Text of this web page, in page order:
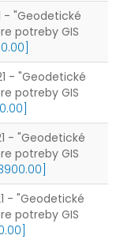
- "Geodetické
potreby GIS
- "Geodetické
potreby GIS
- "Geodetické
potreby GIS
- "Geodetické
potreby GIS